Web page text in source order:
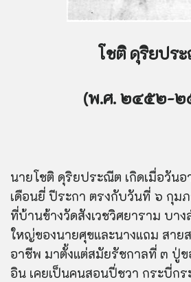
โชติ ดุริยปร
(พ.ศ. ๒๔๕๒-
นายโชติ ดุริยประณีต เกิดเมื่อวัน
เดือนยี่ ปีระกา ตรงกับวันที่ ๖ กุ
ที่บ้านข้างวัดสังเวชวิศยาราม บา
ใหญ่ของนายศุขและนางแถม สาย
อาชีพ มาตั้งแต่สมัยรัชกาลที่ ๓ ปู่
อิน เคยเป็นคนสอนปี่ชวา กระบี่ก